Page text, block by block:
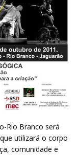
Rio Branco será
utilizará o corpo
comunidade e